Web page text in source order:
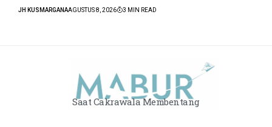
JH KUSMARGANAAGUSTUS 8, 2026 3 MIN READ
Saat Cakrawala Membentang